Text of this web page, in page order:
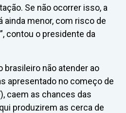
Se não ocorrer isso, a
ainda menor, com risco de
contou o presidente da
brasileiro não atender ao
apresentado no começo de
caem as chances das
produzirem as cerca de